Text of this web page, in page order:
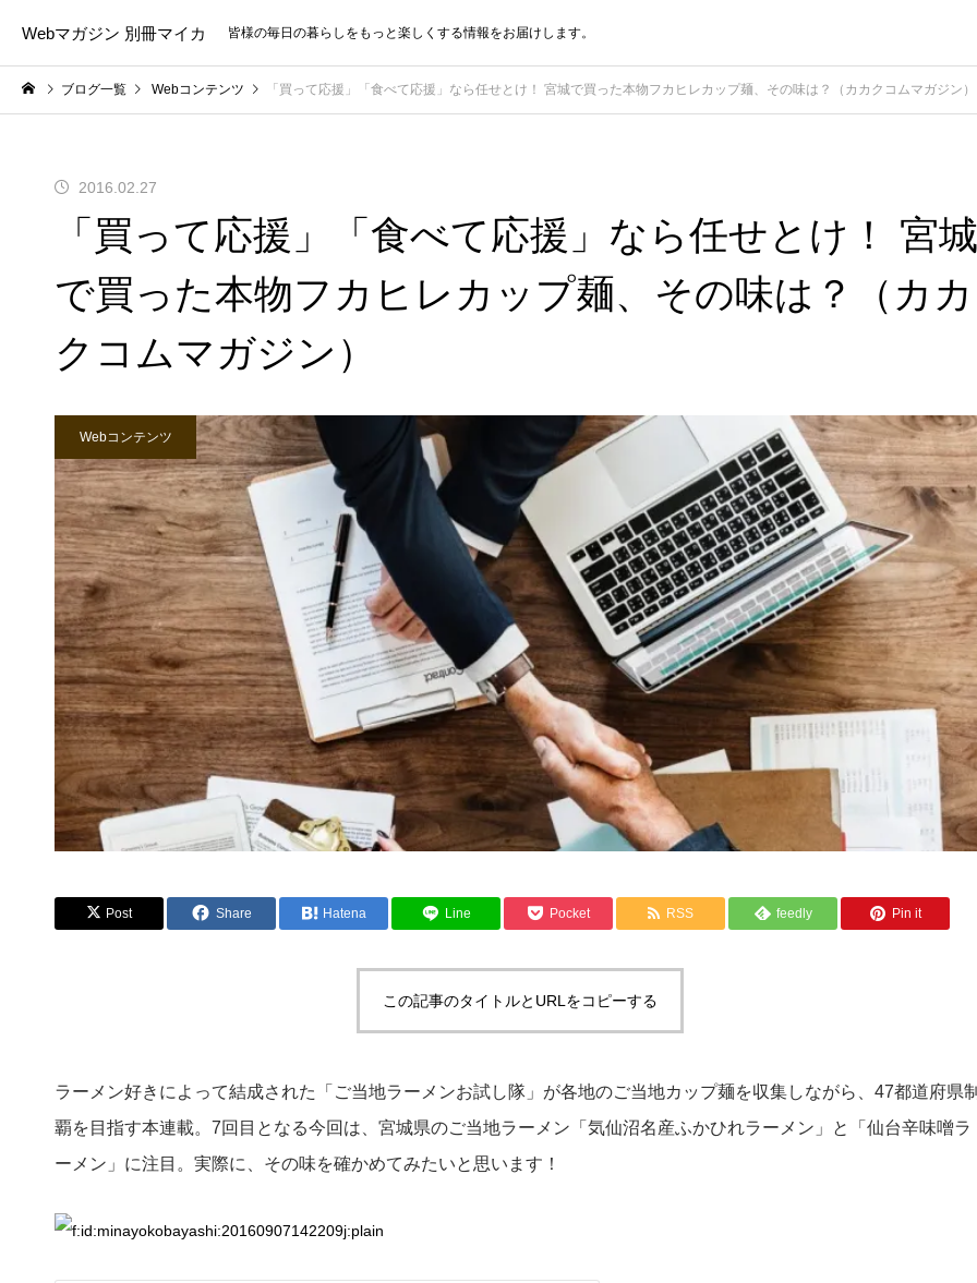
Webマガジン 別冊マイカ 皆様の毎日の暮らしをもっと楽しくする情報をお届けします。
ブログ一覧 Webコンテンツ 「買って応援」「食べて応援」なら任せとけ！ 宮城で買った本物フカヒレカップ麺、その味は？（カカクコムマガジン）
2016.02.27
「買って応援」「食べて応援」なら任せとけ！ 宮城
で買った本物フカヒレカップ麺、その味は？（カカ
クコムマガジン）
Webコンテンツ
Post Share Hatena Line Pocket RSS feedly Pin it
この記事のタイトルとURLをコピーする
ラーメン好きによって結成された「ご当地ラーメンお試し隊」が各地のご当地カップ麺を収集しながら、47都道府県
覇を目指す本連載。7回目となる今回は、宮城県のご当地ラーメン「気仙沼名産ふかひれラーメン」と「仙台辛味噌ラ
ーメン」に注目。実際に、その味を確かめてみたいと思います！